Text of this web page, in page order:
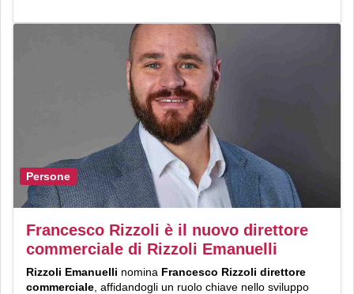
Persone
Francesco Rizzoli è il nuovo direttore
commerciale di Rizzoli Emanuelli
Rizzoli Emanuelli nomina Francesco Rizzoli direttore
commerciale , affidandogli un ruolo chiave nello sviluppo